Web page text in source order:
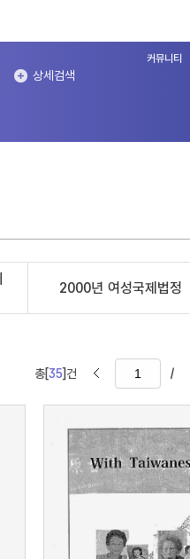
상세검색
커뮤니티
2000년 여성국제법정
총[35]건 /